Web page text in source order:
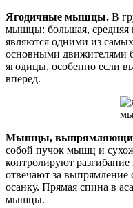
Ягодичные мышцы. В
мышцы: большая,
являются одними из
основными движителями
ягодицы, особенно если
вперед.
Мышцы, выпрямляющие
собой пучок мышц и
контролируют
отвечают за
осанку. Прямая спина в
мышцы.